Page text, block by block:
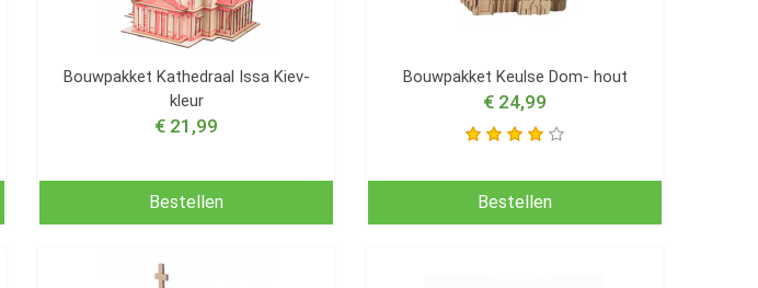
Bouwpakket Kathedraal Issa Kiev-
kleur
€ 21,99
Bestellen
Bouwpakket Keulse Dom- hout
€ 24,99
Bestellen